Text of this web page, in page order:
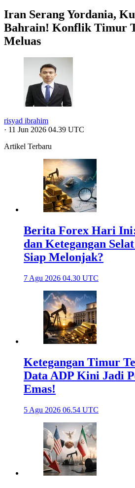
Iran Serang Yordania,
Bahrain! Konflik Timur
Meluas
risyad ibrahim
· 11 Jun 2026 04.39 UTC
Artikel Terbaru
Berita Forex Hari
dan Ketegangan
Siap Melonjak?
7 Agu 2026 04.30 UTC
Ketegangan Timur
Data ADP Kini Jadi
Emas!
5 Agu 2026 06.54 UTC